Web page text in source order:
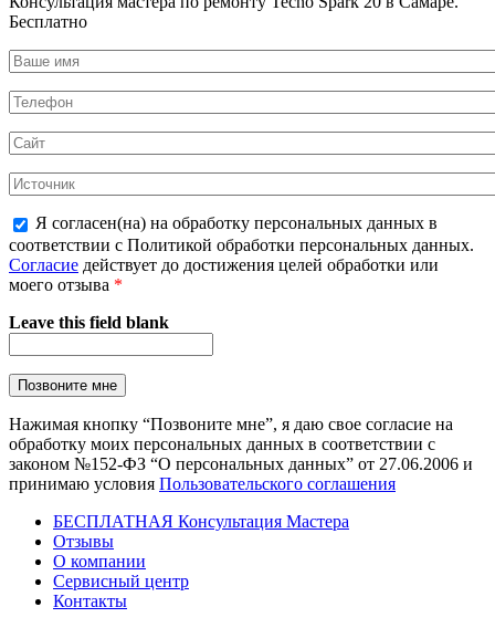
Бесплатно
Я согласен(на) на обработку персональных данных в
соответствии с Политикой обработки персональных данных.
Согласие действует до достижения целей обработки или
моего отзыва *
Leave this field blank
Нажимая кнопку “Позвоните мне”, я даю свое согласие на
обработку моих персональных данных в соответствии с
законом №152-ФЗ “О персональных данных” от 27.06.2006 и
принимаю условия Пользовательского соглашения
БЕСПЛАТНАЯ Консультация Мастера
Отзывы
О компании
Сервисный центр
Контакты